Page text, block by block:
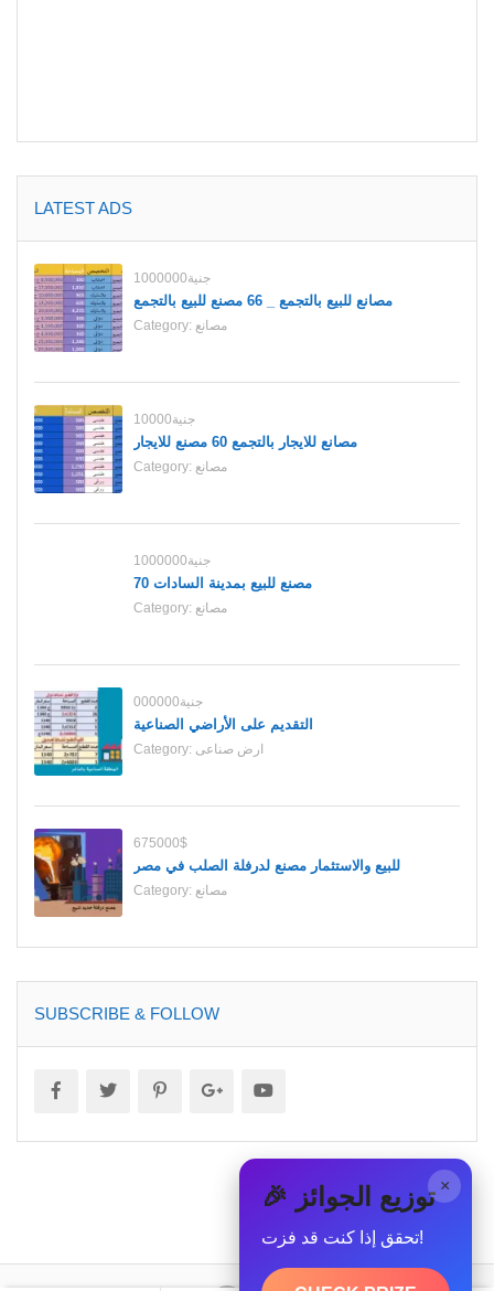
LATEST ADS
1000000جنية
مصانع للبيع بالتجمع _ 66 مصنع للبيع بالتجمع
Category: مصانع
10000جنية
مصانع للايجار بالتجمع 60 مصنع للايجار
Category: مصانع
1000000جنية
70 مصنع للبيع بمدينة السادات
Category: مصانع
000000جنية
التقديم على الأراضي الصناعية
Category: ارض صناعى
675000$
للبيع والاستثمار مصنع لدرفلة الصلب في مصر
Category: مصانع
SUBSCRIBE & FOLLOW
× 🎉 توزيع الجوائز
تحقق إذا كنت قد فزت!